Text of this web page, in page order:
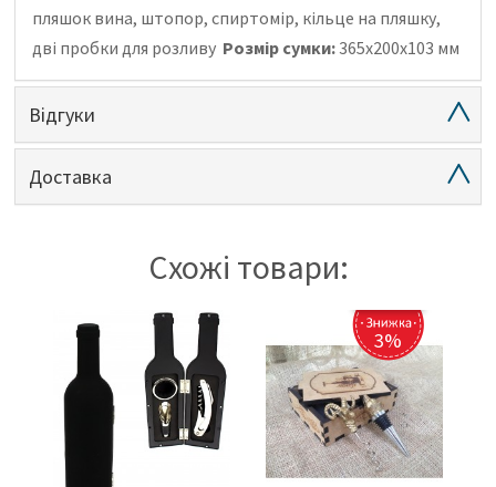
пляшок вина, штопор, спиртомір, кільце на пляшку,
дві пробки для розливу Розмір сумки:365х200х103 мм
Відгуки
Доставка
Схожі товари:
3%